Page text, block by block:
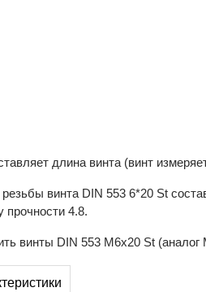
длина винта (винт
винта DIN 553 6*20 St
прочности 4.8.
винты DIN 553 М6x20 St